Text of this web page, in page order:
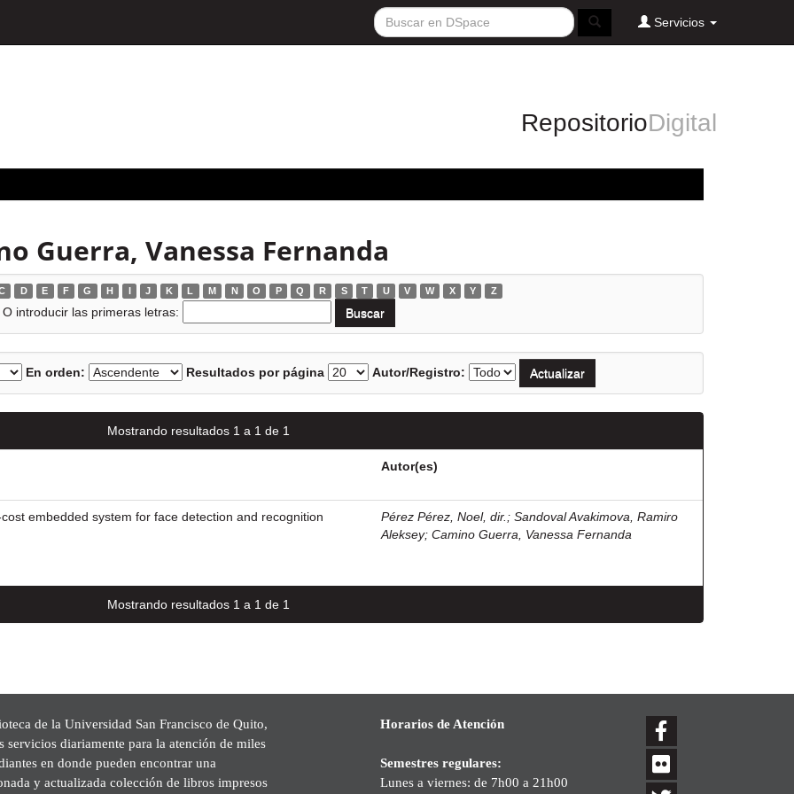
Servicios
RepositorioDigital
Guerra, Vanessa Fernanda
D E F G H I J K L M N O P Q R S T U V W X Y Z
O introducir las primeras letras:
En orden: Resultados por página Autor/Registro:
Mostrando resultados 1 a 1 de 1
Autor(es)
embedded system for face detection and recognition Pérez Pérez, Noel, dir. ; Sandoval Avakimova, Ramiro
Aleksey; Camino Guerra, Vanessa Fernanda
Mostrando resultados 1 a 1 de 1
de la Universidad San Francisco de Quito,
servicios diariamente para la atención de miles
en donde pueden encontrar una
y actualizada colección de libros impresos
Horarios de Atención
Semestres regulares:
Lunes a viernes: de 7h00 a 21h00